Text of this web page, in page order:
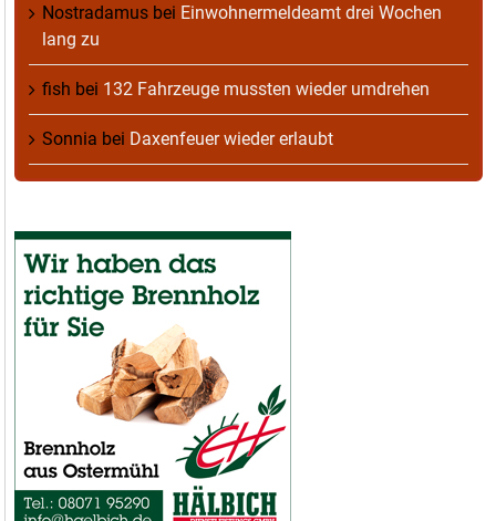
Nostradamus bei Einwohnermeldeamt drei Wochen
lang zu
fish bei 132 Fahrzeuge mussten wieder umdrehen
Sonnia bei Daxenfeuer wieder erlaubt